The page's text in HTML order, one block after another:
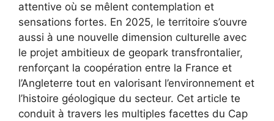
attentive où se mêlent contemplation et
sensations fortes. En 2025, le territoire s’ouvre
aussi à une nouvelle dimension culturelle avec
le projet ambitieux de geopark transfrontalier,
renforçant la coopération entre la France et
l’Angleterre tout en valorisant l’environnement et
l’histoire géologique du secteur. Cet article te
conduit à travers les multiples facettes du Cap